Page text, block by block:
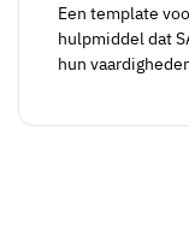
Een template
hulpmiddel dat
hun